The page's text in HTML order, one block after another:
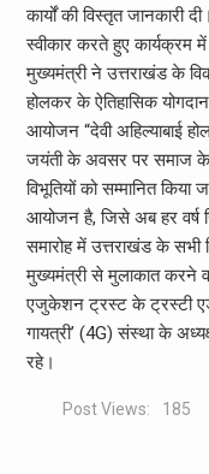
कार्यों की विस्तृत जानकारी
स्वीकार करते हुए कार्यक्रम
मुख्यमंत्री ने उत्तराखंड के
होलकर के ऐतिहासिक
आयोजन “देवी अहिल्याबाई
जयंती के अवसर पर समाज के
विभूतियों को सम्मानित
आयोजन है, जिसे अब हर वर्ष
समारोह में उत्तराखंड के सभी
मुख्यमंत्री से मुलाकात करने
एजुकेशन ट्रस्ट के ट्रस्टी
गायत्री’ (4G) संस्था के
रहे।
Post Views: 185